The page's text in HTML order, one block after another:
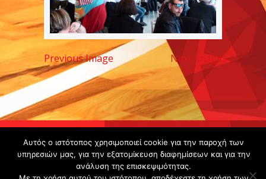
Previous Image Next Image
Copyright ©
2020 -
Gsperamatosermis.gr
Αυτός ο ιστότοπος χρησιμοποιεί cookie για την παροχή των
υπηρεσιών μας, για την εξατομίκευση διαφημίσεων και για την
ανάλυση της επισκεψιμότητας.